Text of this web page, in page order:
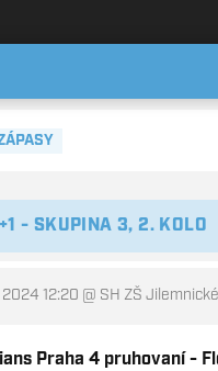
Boleslav
- SKUPINA 3, 2. KOLO
2024 12:20 @ SH ZŠ
Praha 4 pruhovaní -